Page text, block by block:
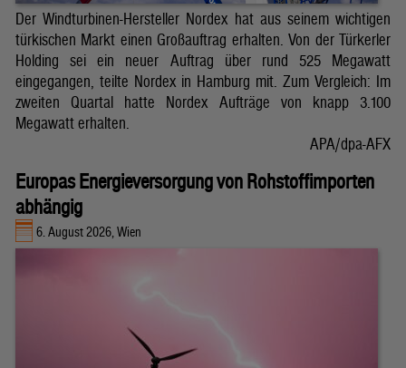
Der Windturbinen-Hersteller Nordex hat aus seinem wichtigen
türkischen Markt einen Großauftrag erhalten. Von der Türkerler
Holding sei ein neuer Auftrag über rund 525 Megawatt
eingegangen, teilte Nordex in Hamburg mit. Zum Vergleich: Im
zweiten Quartal hatte Nordex Aufträge von knapp 3.100
Megawatt erhalten.
APA/dpa-AFX
Europas Energieversorgung von Rohstoffimporten
abhängig
6. August 2026, Wien